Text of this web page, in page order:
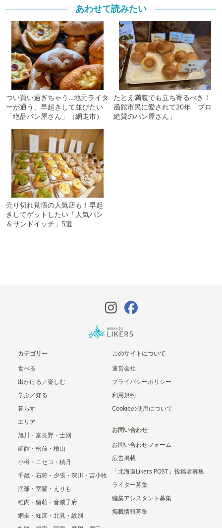
あわせて読みたい
つい買い過ぎちゃう…地元ライタ
ーが通う、早起きして並びたい
「絶品パン屋さん」（網走市）
たとえ満腹でも立ち寄るべき！
函館市民に愛されて20年「プロ
絶賛のパン屋さん」
売り切れ覚悟の人気店も！早起
きしてゲットしたい「人気パン
＆サンドイッチ」5選
カテゴリー
食べる
出かける／楽しむ
学ぶ／知る
暮らす
エリア
旭川・富良野・士別
函館・松前・檜山
小樽・ニセコ・積丹
千歳・石狩・夕張・深川・苫小牧
洞爺・室蘭・えりも
稚内・留萌・音威子府
網走・知床・北見・紋別
このサイトについて
運営会社
プライバシーポリシー
利用規約
Cookieの使用について
お問い合わせ
お問い合わせフォーム
広告掲載
「北海道Likers POST」投稿者募集
ライター募集
編集アシスタント募集
掲載情報募集